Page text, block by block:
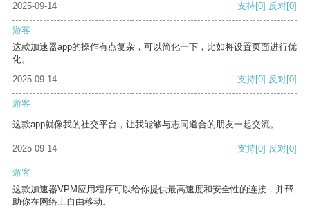
2025-09-14
支持[0] 反对[0]
游客
这款加速器app的操作有点复杂，可以简化一下，比如将设置页面进行优
化。
2025-09-14
支持[0] 反对[0]
游客
这款app就像我的社交平台，让我能够与志同道合的朋友一起交流。
2025-09-14 支持[0] 反对[0]
游客
这款加速器VPM应用程序可以给你提供最高速度和安全性的连接，并帮
助你在网络上自由移动。